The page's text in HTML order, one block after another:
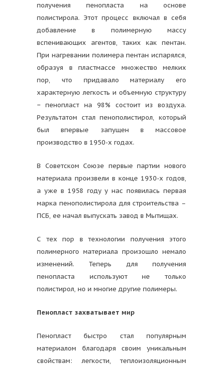
получения пенопласта на основе
полистирола. Этот процесс включал в себя
добавление в полимерную массу
вспенивающих агентов, таких как пентан.
При нагревании полимера пентан испарялся,
образуя в пластмассе множество мелких
пор, что придавало материалу его
характерную легкость и объемную структуру
− пенопласт на 98% состоит из воздуха.
Результатом стал пенополистирол, который
был впервые запущен в массовое
производство в 1950-х годах.
В Советском Союзе первые партии нового
материала произвели в конце 1930-х годов,
а уже в 1958 году у нас появилась первая
марка пенополистирола для строительства –
ПСБ, ее начал выпускать завод в Мытищах.
С тех пор в технологии получения этого
полимерного материала произошло немало
изменений. Теперь для получения
пенопласта используют не только
полистирол, но и многие другие полимеры.
Пенопласт захватывает мир
Пенопласт быстро стал популярным
материалом благодаря своим уникальным
свойствам: легкости, теплоизоляционным